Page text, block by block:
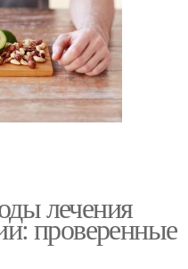
лечения
проверенные